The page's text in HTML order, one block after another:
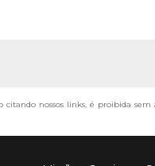
nossos links, é proibida